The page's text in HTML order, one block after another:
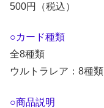
500円（税込）
○カード種類
全8種類
ウルトラレア：8種類
○商品説明